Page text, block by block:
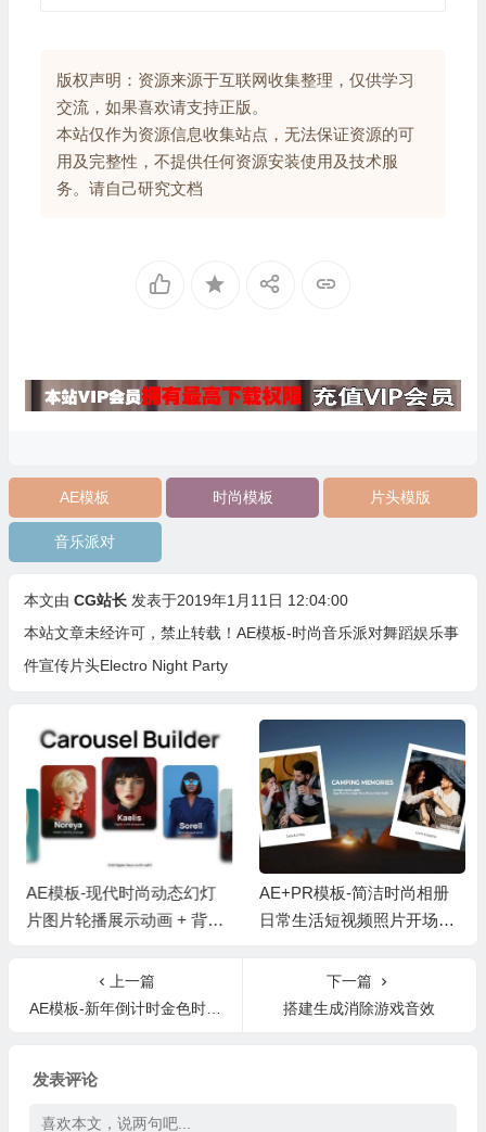
版权声明：资源来源于互联网收集整理，仅供学习
交流，如果喜欢请支持正版。
本站仅作为资源信息收集站点，无法保证资源的可
用及完整性，不提供任何资源安装使用及技术服
务。请自己研究文档
AE模板 时尚模板 片头模版
音乐派对
本文由 CG站长 发表于2019年1月11日 12:04:00
本站文章未经许可，禁止转载！ AE模板-时尚音乐派对舞蹈娱乐事
件宣传片头Electro Night Party
AE模板-现代时尚动态幻灯
片图片轮播展示动画 + 背景
AE+PR模板-简洁时尚相册
日常生活短视频照片开场片
上一篇
AE模板-新年倒计时金色时钟新年快乐片头Elegant New Year Countdown
下一篇
搭建生成消除游戏音效
发表评论